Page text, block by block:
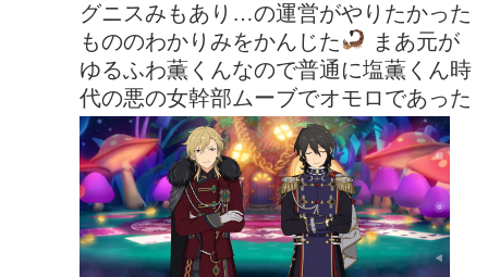
グニスみもあり…の運営がやりたかった
もののわかりみをかんじた
まあ元が
ゆるふわ薫くんなので普通に塩薫くん時
代の悪の女幹部ムーブでオモロであった